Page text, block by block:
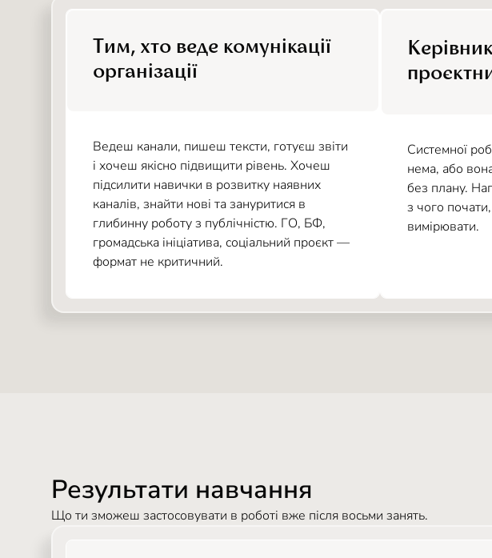
Тим, хто веде комунікації
організації
Ведеш канали, пишеш тексти, готуєш звіти
і хочеш якісно підвищити рівень. Хочеш
підсилити навички в розвитку наявних
каналів, знайти нові та зануритися в
глибинну роботу з публічністю. ГО, БФ,
громадська ініціатива, соціальний проєкт —
формат не критичний.
Системної
нема, або
без плану.
з чого
вимірювати.
Результати навчання
Що ти зможеш застосовувати в роботі вже після восьми занять.